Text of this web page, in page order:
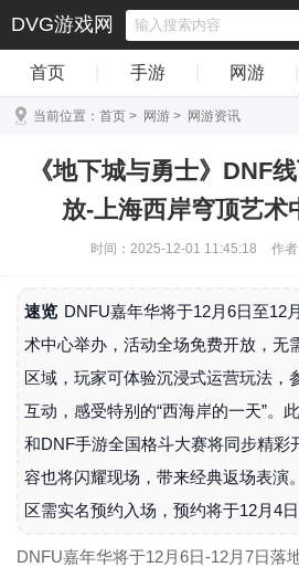
DVG游戏网
首页 手游 网游
当前位置： 首页 > 网游 > 网游资讯
《地下城与勇士》DNF
放-上海西岸穹顶艺术
时间：2025-12-01 11:45:18 作
速览 DNFU嘉年华将于12月6日至12
术中心举办，活动全场免费开放，无
区域，玩家可体验沉浸式运营玩法，
互动，感受特别的“西海岸的一天”。
和DNF手游全国格斗大赛将同步精彩
容也将闪耀现场，带来经典返场表演
区需实名预约入场，预约将于12月4日
DNFU嘉年华将于12月6日-12月7日落